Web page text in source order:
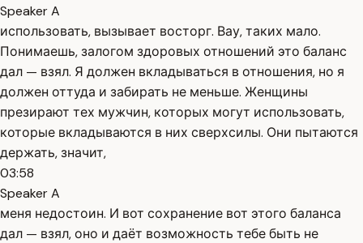
Speaker A
использовать, вызывает восторг. Вау, таких мало.
Понимаешь, залогом здоровых отношений это баланс
дал — взял. Я должен вкладываться в отношения, но я
должен оттуда и забирать не меньше. Женщины
презирают тех мужчин, которых могут использовать,
которые вкладываются в них сверхсилы. Они пытаются
держать, значит,
03:58
Speaker A
меня недостоин. И вот сохранение вот этого баланса
дал — взял, оно и даёт возможность тебе быть не